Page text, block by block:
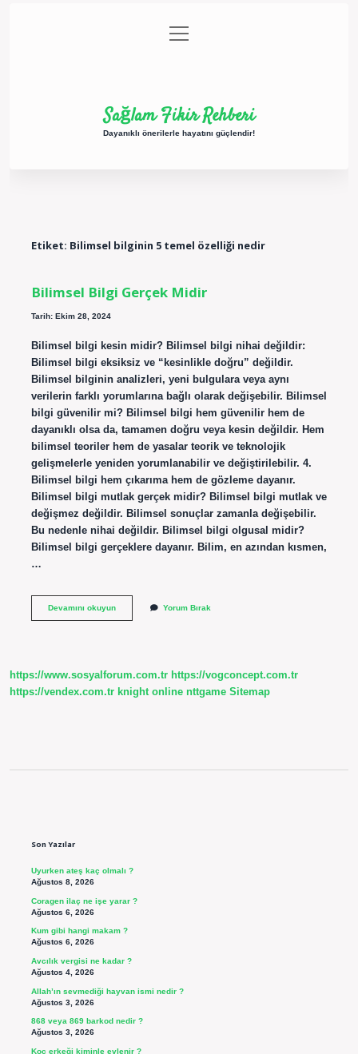
Gizlilik Politikası
menüyü
aç
Sağlam Fikir Rehberi
Dayanıklı önerilerle hayatını güçlendir!
Etiket: Bilimsel bilginin 5 temel özelliği nedir
Bilimsel Bilgi Gerçek Midir
Tarih: Ekim 28, 2024
Bilimsel bilgi kesin midir? Bilimsel bilgi nihai değildir:
Bilimsel bilgi eksiksiz ve “kesinlikle doğru” değildir.
Bilimsel bilginin analizleri, yeni bulgulara veya aynı
verilerin farklı yorumlarına bağlı olarak değişebilir. Bilimsel
bilgi güvenilir mi? Bilimsel bilgi hem güvenilir hem de
dayanıklı olsa da, tamamen doğru veya kesin değildir. Hem
bilimsel teoriler hem de yasalar teorik ve teknolojik
gelişmelerle yeniden yorumlanabilir ve değiştirilebilir. 4.
Bilimsel bilgi hem çıkarıma hem de gözleme dayanır.
Bilimsel bilgi mutlak gerçek midir? Bilimsel bilgi mutlak ve
değişmez değildir. Bilimsel sonuçlar zamanla değişebilir.
Bu nedenle nihai değildir. Bilimsel bilgi olgusal midir?
Bilimsel bilgi gerçeklere dayanır. Bilim, en azından kısmen,
…
Devamını okuyunBilimsel
Yorum Bırak
https://www.sosyalforum.com.tr https://vogconcept.com.tr
https://vendex.com.tr knight online nttgame Sitemap
Son Yazılar
Uyurken ateş kaç olmalı ?
Ağustos 8, 2026
Coragen ilaç ne işe yarar ?
Ağustos 6, 2026
Kum gibi hangi makam ?
Ağustos 6, 2026
Avcılık vergisi ne kadar ?
Ağustos 4, 2026
Allah’ın sevmediği hayvan ismi nedir ?
Ağustos 3, 2026
868 veya 869 barkod nedir ?
Ağustos 3, 2026
Koç erkeği kiminle evlenir ?